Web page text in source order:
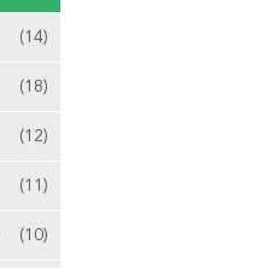
(14)
(18)
(12)
(11)
(10)